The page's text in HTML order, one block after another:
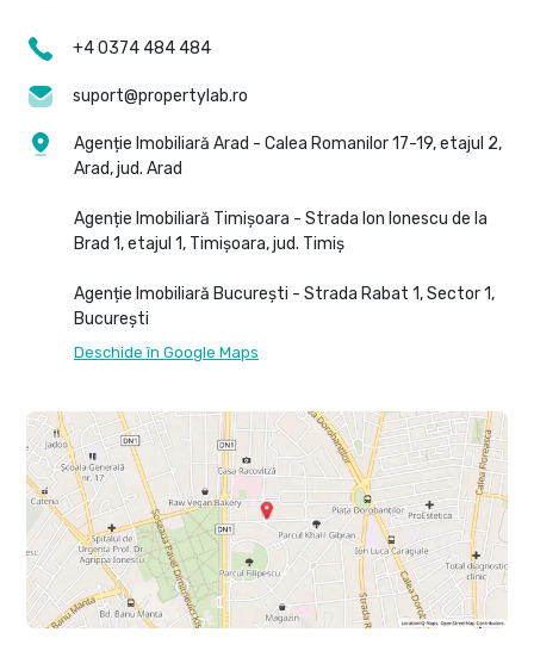
+4 0374 484 484
suport@propertylab.ro
Agenție Imobiliară Arad - Calea Romanilor 17-19, etajul 2,
Arad, jud. Arad
Agenție Imobiliară Timișoara - Strada Ion Ionescu de la
Brad 1, etajul 1, Timișoara, jud. Timiș
Agenție Imobiliară București - Strada Rabat 1, Sector 1,
București
Deschide în Google Maps